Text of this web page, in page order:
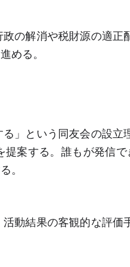
の解消や税財源の適正
める。
」という同友会の設立
案する。誰もが発信で
。
動結果の客観的な評価